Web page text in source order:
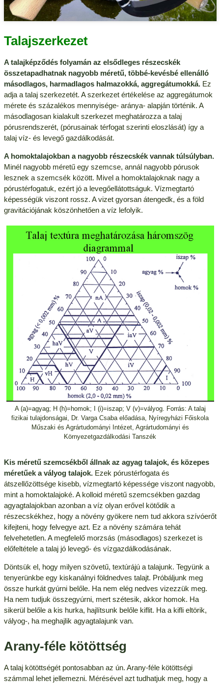
Talajszerkezet
A talajképződés folyamán az elsődleges részecskék
összetapadhatnak nagyobb méretű, többé-kevésbé ellenálló
másodlagos, harmadlagos halmazokká, aggregátumokká.Ez
adja a talaj szerkezetét. A szerkezet értékelése az aggregátumok
mérete és százalékos mennyisége- aránya- alapján történik. A
másodlagosan kialakult szerkezet meghatározza a talaj
pórusrendszerét, (pórusainak térfogat szerinti eloszlását) így a
talaj víz- és levegő gazdálkodását.
A homoktalajokban a nagyobb részecskék vannak túlsúlyban.
Minél nagyobb méretű egy szemcse, annál nagyobb pórusok
lesznek a szemcsék között. Mivel a homoktalajoknak nagy a
pórustérfogatuk, ezért jó a levegőellátottságuk. Vízmegtartó
képességük viszont rossz. A vizet gyorsan átengedk, és a föld
gravitációjának köszönhetően a víz lefolyik.
A (a)=agyag; H (h)=homok; I (i)=iszap; V (v)=vályog. Forrás: A talaj
fizikai tulajdonságai, Dr. Varga Csaba előadása, Nyíregyházi Főiskola
Műszaki és Agrártudományi Intézet, Agrártudományi és
Környezetgazdálkodási Tanszék
Kis méretű szemcsékből állnak az agyag talajok, és közepes
méretűek a vályog talajok.Ezek pórustérfogata és
átszellőzöttsége kisebb, vízmegtartó képessége viszont nagyobb,
mint a homoktalajoké. A kolloid méretű szemcsékben gazdag
agyagtalajokban azonban a víz olyan erővel kötődik a
részecskékhez, hogy a növény gyökere nem tud akkora szívóerőt
kifejteni, hogy felvegye azt. Ez a növény számára tehát
felvehetetlen. A megfelelő morzsás (másodlagos) szerkezet is
előfeltétele a talaj jó levegő- és vízgazdálkodásának.
Döntsük el, hogy milyen szövetű, textúrájú a talajunk. Tegyünk a
tenyerünkbe egy kiskanálnyi földnedves talajt. Próbáljunk meg
össze hurkát gyúrni belőle. Ha nem elég nedves vizezzük meg.
Ha nem tudjuk összegyúrni, mert szétesik, akkor homok. Ha
sikerül belőle a kis hurka, hajlítsunk belőle kiflit. Ha a kifli eltörik,
vályog-, ha meghajlik agyagtalajunk van.
Arany-féle kötöttség
A talaj kötöttségét pontosabban az ún. Arany-féle kötöttségi
számmal lehet jellemezni. Mérésével azt tudhatjuk meg, hogy a